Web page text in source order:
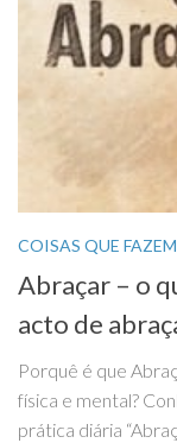
COISAS QUE
Abraçar – o
acto de
Porquê é que
física e mental?
prática diária